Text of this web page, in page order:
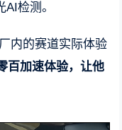
检测。
内的赛道实际体验
百加速体验，让他